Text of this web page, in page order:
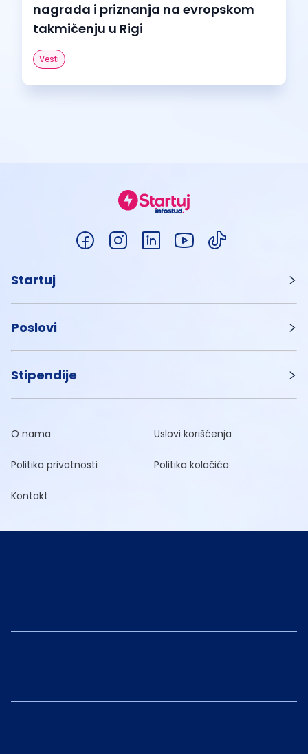
nagrada i priznanja na evropskom
takmičenju u Rigi
Vesti
Startuj
Poslovi
Stipendije
O nama Uslovi korišćenja
Politika privatnosti Politika kolačića
Kontakt